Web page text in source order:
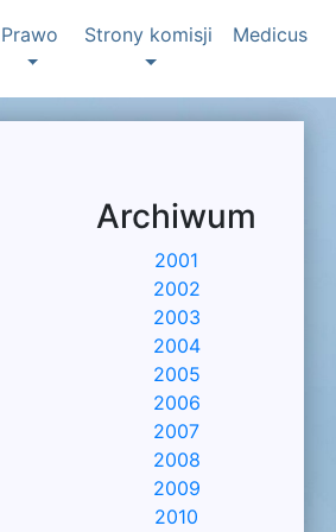
Prawo Strony komisji Medicus
Archiwum
2001
2002
2003
2004
2005
2006
2007
2008
2009
2010